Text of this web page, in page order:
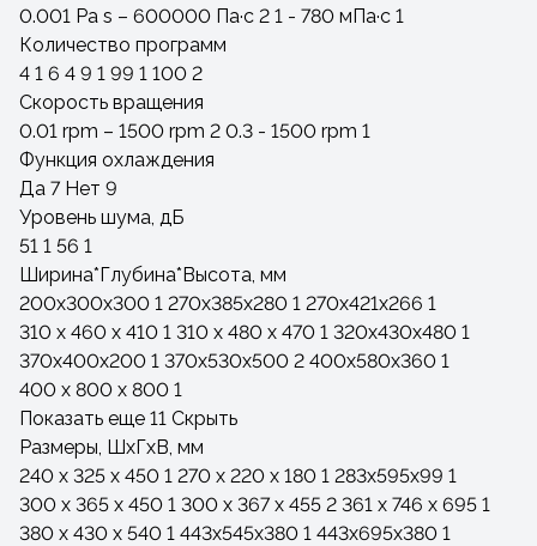
0.001 Pa s – 600000 Па·с 2 1 - 780 мПа·с 1
Количество программ
4 1 6 4 9 1 99 1 100 2
Скорость вращения
0.01 rpm – 1500 rpm 2 0.3 - 1500 rpm 1
Функция охлаждения
Да 7 Нет 9
Уровень шума, дБ
51 1 56 1
Ширина*Глубина*Высота, мм
200x300x300 1 270х385х280 1 270х421х266 1
310 x 460 x 410 1 310 x 480 x 470 1 320x430x480 1
370x400x200 1 370x530x500 2 400x580x360 1
400 x 800 x 800 1
Показать еще 11 Скрыть
Размеры, ШхГхВ, мм
240 х 325 х 450 1 270 x 220 x 180 1 283х595х99 1
300 x 365 x 450 1 300 x 367 x 455 2 361 x 746 x 695 1
380 x 430 x 540 1 443х545х380 1 443х695х380 1